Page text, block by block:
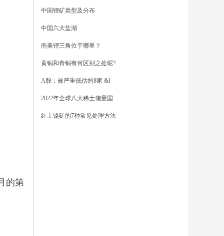
的第
中国锂矿类型及分布
中国六大盐湖
南美锂三角位于哪里？
黄铜和青铜有何区别之处呢?
A股：被严重低估的8家 &l
2022年全球八大稀土储量国
红土镍矿的7种常见处理方法